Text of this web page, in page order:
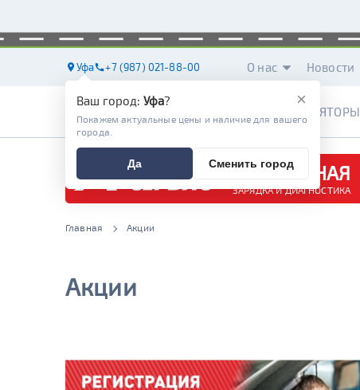
Уфа +7 (987) 021-88-00 О нас Новости
АККУМУЛЯТОРЫ
БЕСПЛАТНАЯ
ЗАРЯДКА И ДИАГНОСТИКА
Главная Акции
Акции
×
Ваш город: Уфа?
Покажем актуальные цены и наличие для вашего
города.
Да Сменить город